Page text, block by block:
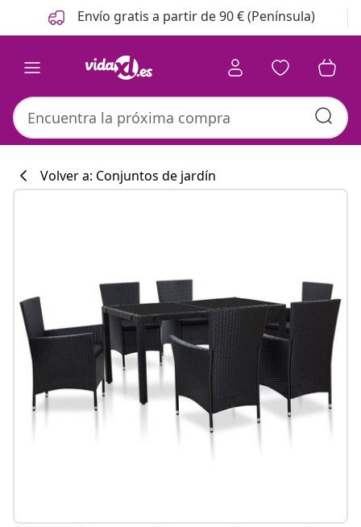
Anterior
Siguiente Envío gratis a partir de 90 € (Península)
#sharemevidaxl
Volver a: Conjuntos de jardín